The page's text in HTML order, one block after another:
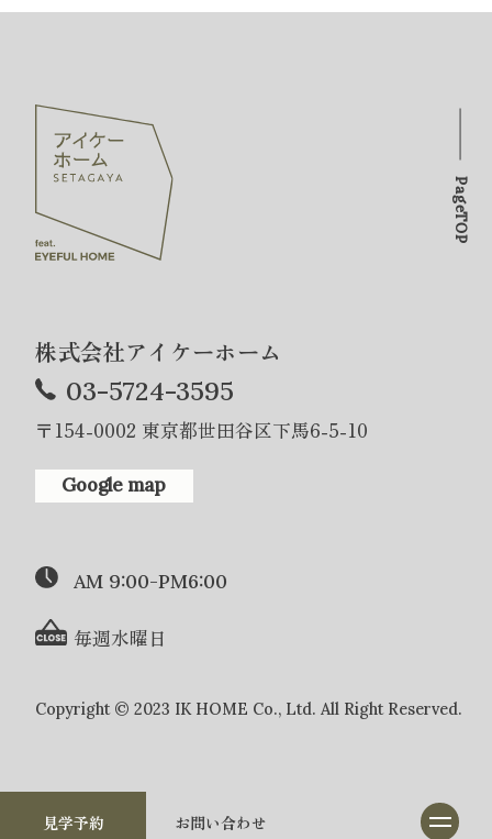
見学予約 お問い合わせ
株式会社アイケーホーム
03-5724-3595
〒154-0002 東京都世田谷区下馬6-5-10
Google map
AM 9:00-PM6:00
毎週水曜日
Copyright © 2023 IK HOME Co., Ltd. All Right Reserved.
PageTOP